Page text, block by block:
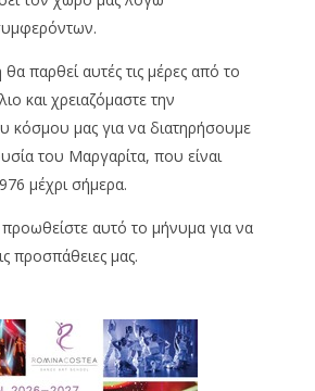
παρθεί αυτές τις μέρες από το
και χρειαζόμαστε την
κόσμου μας για να διατηρήσουμε
του Μαργαρίτα, που είναι
μέχρι σήμερα.
αυτό το μήνυμα για να
προσπάθειες μας.